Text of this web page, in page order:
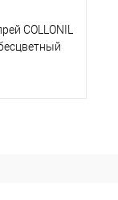
COLLONIL